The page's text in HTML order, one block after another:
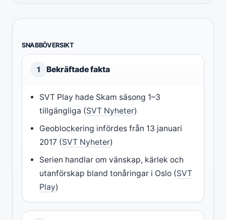
SNABBÖVERSIKT
1 Bekräftade fakta
SVT Play hade Skam säsong 1–3
tillgängliga (SVT Nyheter)
Geoblockering infördes från 13 januari
2017 (SVT Nyheter)
Serien handlar om vänskap, kärlek och
utanförskap bland tonåringar i Oslo (SVT
Play)